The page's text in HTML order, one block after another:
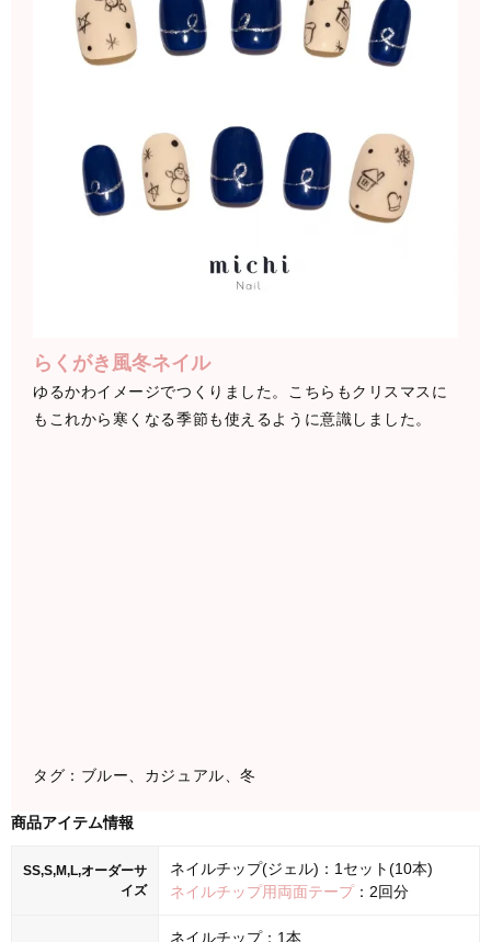
らくがき風冬ネイル
ゆるかわイメージでつくりました。こちらもクリスマスに
もこれから寒くなる季節も使えるように意識しました。
タグ：ブルー、カジュアル、冬
商品アイテム情報
SS,S,M,L,オーダーサ
イズ
ネイルチップ(ジェル)：1セット(10本)
ネイルチップ用両面テープ：2回分
ネイルチップ：1本